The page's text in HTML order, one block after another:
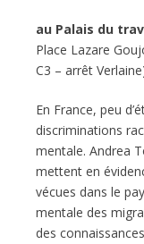
au Palais du
Place Lazare
C3 – arrêt
En France, peu
discriminations
mentale. Andrea
mettent en
vécues dans le
mentale des
des